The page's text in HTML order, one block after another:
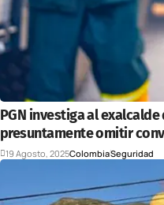
PGN investiga al
presuntamente omitir
19 Agosto, 2025ColombiaSeguridad